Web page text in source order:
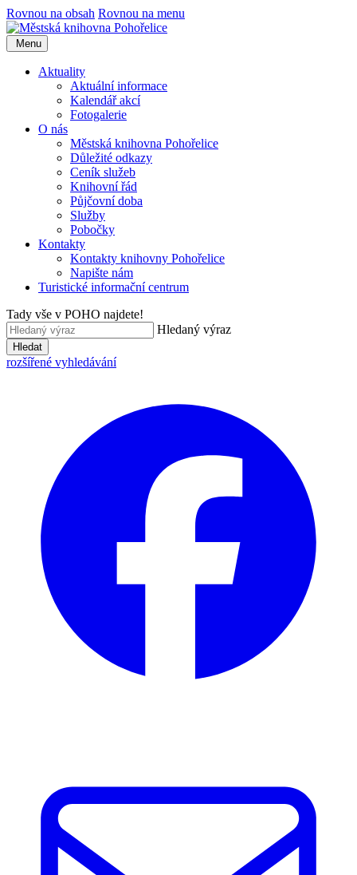
Rovnou na obsah Rovnou na menu
Menu
Aktuality
Aktuální informace
Kalendář akcí
Fotogalerie
O nás
Městská knihovna Pohořelice
Důležité odkazy
Ceník služeb
Knihovní řád
Půjčovní doba
Služby
Pobočky
Kontakty
Kontakty knihovny Pohořelice
Napište nám
Turistické informační centrum
Tady vše v POHO najdete!
Hledaný výraz
Hledat
rozšířené vyhledávání